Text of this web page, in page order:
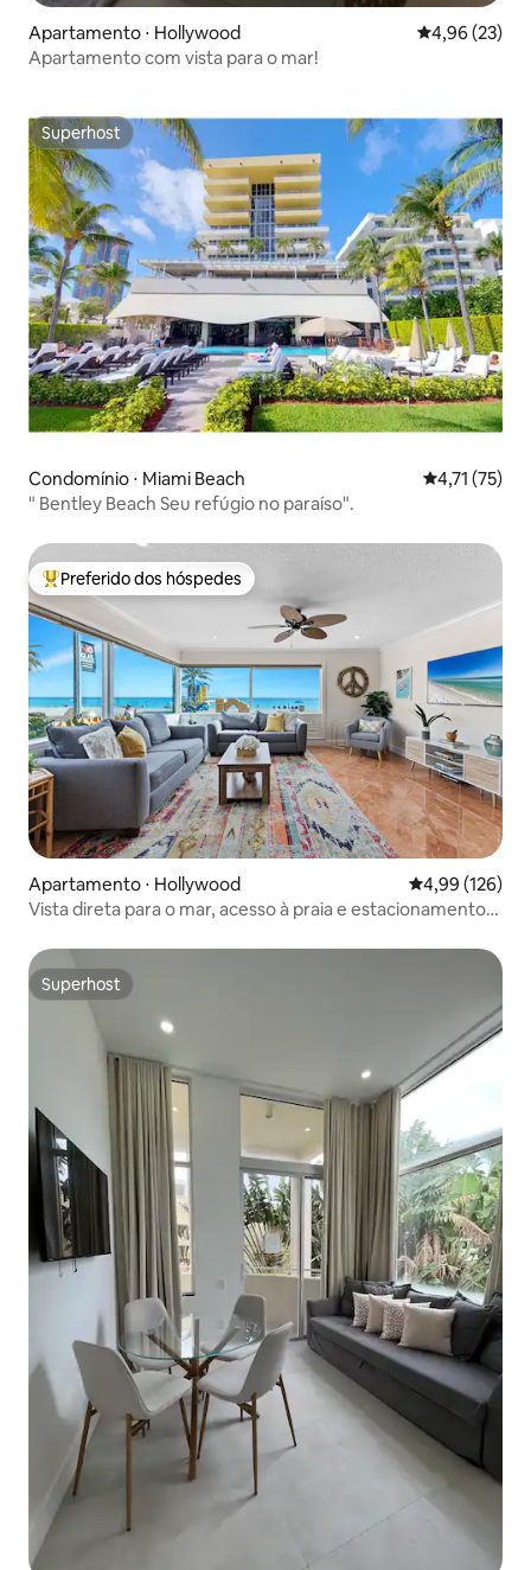
Apartamento ⋅ Hollywood 4,96 de uma
4,96 (23)
Apartamento com vista para o mar!
Superhost
Superhost
Condomínio ⋅ Miami Beach 4,71 de uma
4,71 (75)
" Bentley Beach Seu refúgio no paraíso".
Entre os melhores preferidos dos hóspedes
Preferido dos hóspedes
Apartamento ⋅ Hollywood 4,99 de uma
4,99 (126)
Vista direta para o mar, acesso à praia e estacionamento
Superhost
Superhost